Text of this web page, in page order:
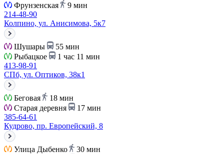
Фрунзенская
9 мин
214-48-90
Колпино, ул. Анисимова, 5к7
Шушары
55 мин
Рыбацкое
1 час 11 мин
413-98-91
СПб, ул. Оптиков, 38к1
Беговая
18 мин
Старая деревня
17 мин
385-64-61
Кудрово, пр. Европейский, 8
Улица Дыбенко
30 мин